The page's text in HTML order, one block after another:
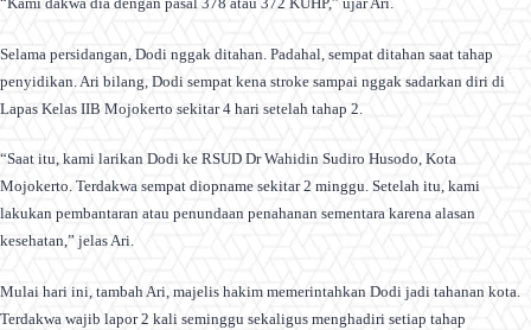
Selama persidangan, Dodi nggak ditahan. Padahal, sempat ditahan saat tahap
penyidikan. Ari bilang, Dodi sempat kena stroke sampai nggak sadarkan diri di
Lapas Kelas IIB Mojokerto sekitar 4 hari setelah tahap 2.
“Saat itu, kami larikan Dodi ke RSUD Dr Wahidin Sudiro Husodo, Kota
Mojokerto. Terdakwa sempat diopname sekitar 2 minggu. Setelah itu, kami
lakukan pembantaran atau penundaan penahanan sementara karena alasan
kesehatan,” jelas Ari.
Mulai hari ini, tambah Ari, majelis hakim memerintahkan Dodi jadi tahanan kota.
Terdakwa wajib lapor 2 kali seminggu sekaligus menghadiri setiap tahap